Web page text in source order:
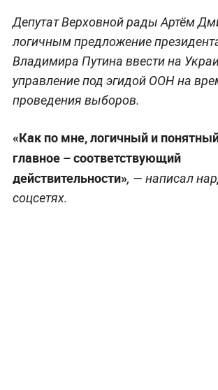
Депутат Верховной рады Артём
логичным предложение
Владимира Путина ввести на
управление под эгидой ООН на
проведения выборов.
«Как по мне, логичный и
главное – соответствующий
действительности», — написал
соцсетях.